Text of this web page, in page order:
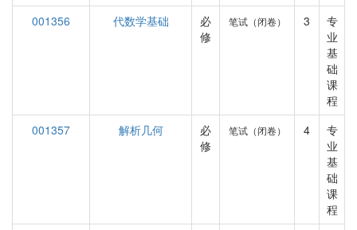
001356
代数学基础
必
修
笔试（闭卷） 3
专
业
基
础
课
程
001357
解析几何
必
修
笔试（闭卷） 4
专
业
基
础
课
程